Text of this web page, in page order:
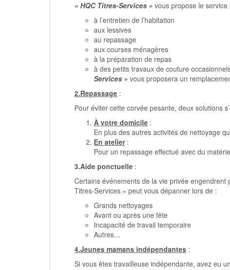
« HQC Titres-Services » vous propose le
à l’entretien de l’habitation
aux lessives
au repassage
aux courses ménagères
à la préparation de repas
à des petits travaux de couture
Services » vous proposera un
2.Repassage :
Pour éviter cette corvée pesante, deux solutions
À votre domicile :
En plus des autres activités de nettoyage
En atelier:
Pour un repassage effectué avec du
3.Aide ponctuelle :
Certains événements de la vie privée
Titres-Services » peut vous dépanner lors de :
Grands nettoyages
Avant ou après une fête
Incapacité de travail temporaire
Autres…
4.Jeunes mamans indépendantes :
Si vous êtes travailleuse indépendante, avez eu